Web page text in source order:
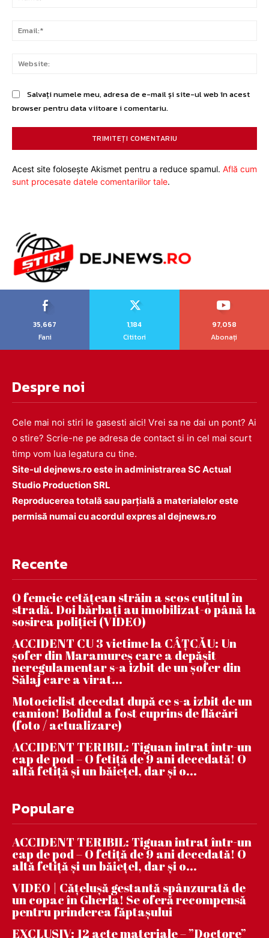
Salvați numele meu, adresa de e-mail și site-ul web în acest
browser pentru data viitoare i comentariu.
Acest site folosește Akismet pentru a reduce spamul. Află cum
sunt procesate datele comentariilor tale.
35,667
Fani
1,184
Cititori
97,058
Abonați
Despre noi
Cele mai noi stiri le gasesti aici! Vrei sa ne dai un pont? Ai
o stire? Scrie-ne pe adresa de contact si in cel mai scurt
timp vom lua legatura cu tine.
Site-ul dejnews.ro este in administrarea SC Actual
Studio Production SRL
Reproducerea totală sau parțială a materialelor este
permisă numai cu acordul expres al dejnews.ro
Recente
O femeie cetățean străin a scos cuțitul în
stradă. Doi bărbați au imobilizat-o până la
sosirea poliției (VIDEO)
ACCIDENT CU 3 victime la CÂȚCĂU: Un
șofer din Maramureș care a depășit
neregulamentar s-a izbit de un șofer din
Sălaj care a virat...
Motociclist decedat după ce s-a izbit de un
camion! Bolidul a fost cuprins de flăcări
(foto / actualizare)
ACCIDENT TERIBIL: Tiguan intrat într-un
cap de pod – O fetiță de 9 ani decedată! O
altă fetiță și un băiețel, dar și o...
Populare
ACCIDENT TERIBIL: Tiguan intrat într-un
cap de pod – O fetiță de 9 ani decedată! O
altă fetiță și un băiețel, dar și o...
VIDEO | Căţeluşă gestantă spânzurată de
un copac în Gherla! Se oferă recompensă
pentru prinderea făptaşului
EXCLUSIV: 12 acte materiale – ”Doctore”